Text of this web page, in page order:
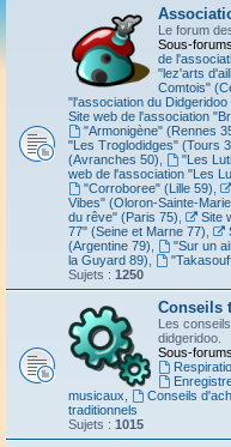
Le forum
Sous-
de
"lez'arts
Comtois"
"l'association du
Site web de l'association
"Armonigène" (Rennes
"Les Troglodidges" (Tours
(Avranches 50)
"Les
web de l'association "Les
"Corroboree" (Lille 59)
Vibes" (Oloron-Sainte-
du rêve" (Paris 75)
Site
77" (Seine et Marne 77)
(Argentine 79)
"Sur un
la Guyard 89)
Sujets : 1250
Conseils
Les
didgeridoo.
Sous-
musicaux
Conseils
traditionnels
Sujets : 1015